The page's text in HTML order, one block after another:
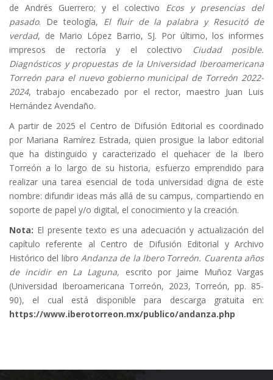
de Andrés Guerrero; y el colectivo Ecos y presencias del
pasado. De teología, El fluir de la palabra y Resucitó de
verdad, de Mario López Barrio, SJ. Por último, los informes
impresos de rectoría y el colectivo
Ciudad posible.
Diagnósticos y propuestas de la Universidad Iberoamericana
Torreón para el nuevo gobierno municipal de Torreón 2022-
2024, trabajo encabezado por el rector, maestro Juan Luis
Hernández Avendaño.
A partir de 2025 el Centro de Difusión Editorial es coordinado
por Mariana Ramírez Estrada, quien prosigue la labor editorial
que ha distinguido y caracterizado el quehacer de la Ibero
Torreón a lo largo de su historia, esfuerzo emprendido para
realizar una tarea esencial de toda universidad digna de este
nombre: difundir ideas más allá de su campus, compartiendo en
soporte de papel y/o digital, el conocimiento y la creación.
Nota: El presente texto es una adecuación y actualización del
capítulo referente al Centro de Difusión Editorial y Archivo
Histórico del libro Andanza de la Ibero Torreón. Cuarenta años
de incidir en La Laguna, escrito por Jaime Muñoz Vargas
(Universidad Iberoamericana Torreón, 2023, Torreón, pp. 85-
90), el cual está disponible para descarga gratuita en:
https://www.iberotorreon.mx/publico/andanza.php